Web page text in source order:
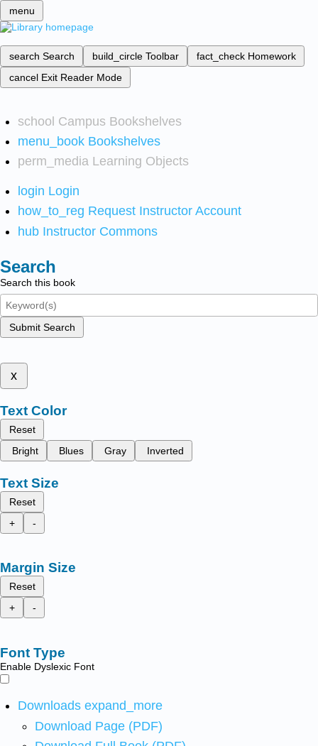
menu
search Search build_circle Toolbar fact_check Homework
cancel Exit Reader Mode
school Campus Bookshelves
menu_book Bookshelves
perm_media Learning Objects
login Login
how_to_reg Request Instructor Account
hub Instructor Commons
Search
Search this book
Submit Search
x
Text Color
Reset
Bright
Blues Gray Inverted
Text Size
Reset
+
-
Margin Size
Reset
+
-
Font Type
Enable Dyslexic Font
Downloads expand_more
Download Page (PDF)